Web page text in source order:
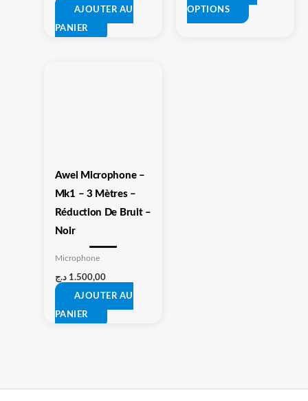
AJOUTER AU
PANIER
OPTIONS
la
Awei Microphone –
Mk1 – 3 Mètres –
Réduction De Bruit –
Noir
Microphone
1.500,00 د.ج
AJOUTER AU
PANIER